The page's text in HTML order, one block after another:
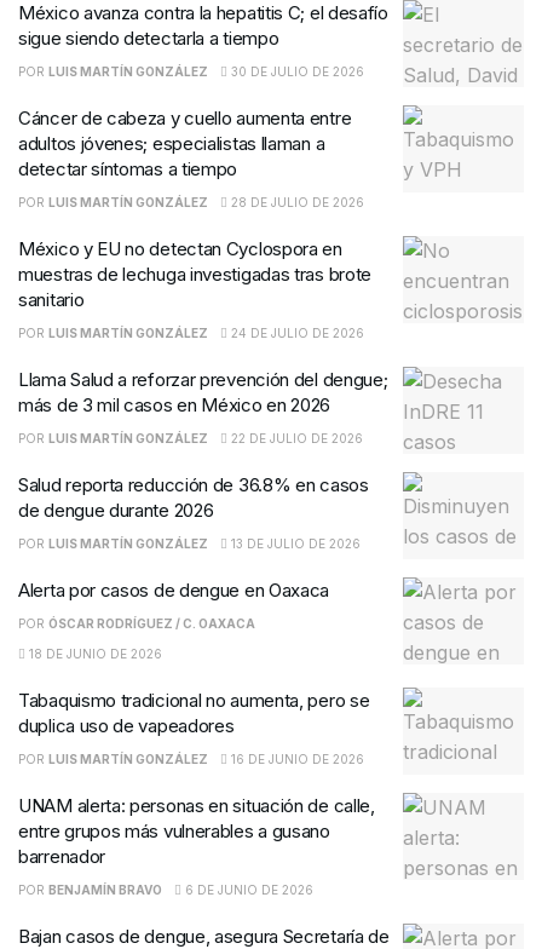
México avanza contra la hepatitis C; el desafío
sigue siendo detectarla a tiempo
POR LUIS MARTÍN GONZÁLEZ 30 DE JULIO DE 2026
Cáncer de cabeza y cuello aumenta entre
adultos jóvenes; especialistas llaman a
detectar síntomas a tiempo
POR LUIS MARTÍN GONZÁLEZ 28 DE JULIO DE 2026
México y EU no detectan Cyclospora en
muestras de lechuga investigadas tras brote
sanitario
POR LUIS MARTÍN GONZÁLEZ 24 DE JULIO DE 2026
Llama Salud a reforzar prevención del dengue;
más de 3 mil casos en México en 2026
POR LUIS MARTÍN GONZÁLEZ 22 DE JULIO DE 2026
Salud reporta reducción de 36.8% en casos
de dengue durante 2026
POR LUIS MARTÍN GONZÁLEZ 13 DE JULIO DE 2026
Alerta por casos de dengue en Oaxaca
POR ÓSCAR RODRÍGUEZ / C. OAXACA
18 DE JUNIO DE 2026
Tabaquismo tradicional no aumenta, pero se
duplica uso de vapeadores
POR LUIS MARTÍN GONZÁLEZ 16 DE JUNIO DE 2026
UNAM alerta: personas en situación de calle,
entre grupos más vulnerables a gusano
barrenador
POR BENJAMÍN BRAVO 6 DE JUNIO DE 2026
Bajan casos de dengue, asegura Secretaría de